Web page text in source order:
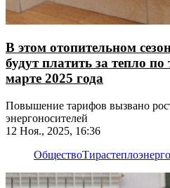
В этом отопительном
будут платить за тепло
марте 2025 года
Повышение тарифов вызвано
энергоносителей
12 Ноя., 2025, 16:36
ОбществоТирастеплоэнерго